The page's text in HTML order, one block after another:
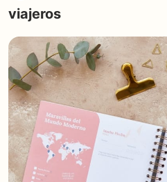
viajeros